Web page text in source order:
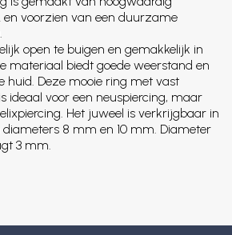
en voorzien van een duurzame
open te buigen en gemakkelijk in
materiaal biedt goede weerstand en
huid. Deze mooie ring met vast
ideaal voor een neuspiercing, maar
Het juweel is verkrijgbaar in
8 mm en 10 mm. Diameter
3 mm.